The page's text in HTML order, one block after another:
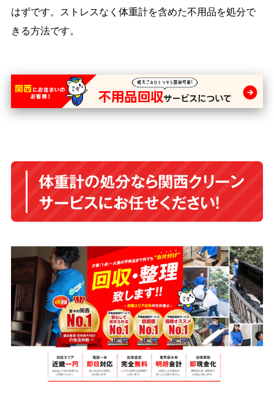
はずです。ストレスなく体重計を含めた不用品を処分で
きる方法です。
体重計の処分なら関西クリーン
サービスにお任せください！